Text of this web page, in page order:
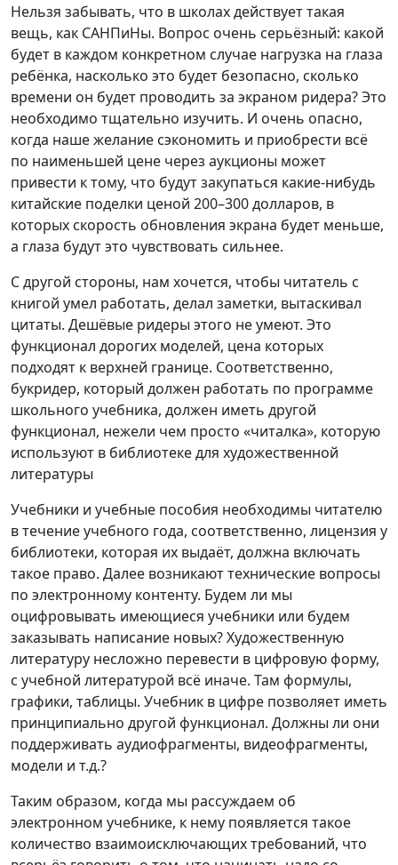
Нельзя забывать, что в школах действует такая
вещь, как САНПиНы. Вопрос очень серьёзный: какой
будет в каждом конкретном случае нагрузка на глаза
ребёнка, насколько это будет безопасно, сколько
времени он будет проводить за экраном ридера? Это
необходимо тщательно изучить. И очень опасно,
когда наше желание сэкономить и приобрести всё
по наименьшей цене через аукционы может
привести к тому, что будут закупаться какие-нибудь
китайские поделки ценой 200–300 долларов, в
которых скорость обновления экрана будет меньше,
а глаза будут это чувствовать сильнее.
С другой стороны, нам хочется, чтобы читатель с
книгой умел работать, делал заметки, вытаскивал
цитаты. Дешёвые ридеры этого не умеют. Это
функционал дорогих моделей, цена которых
подходят к верхней границе. Соответственно,
букридер, который должен работать по программе
школьного учебника, должен иметь другой
функционал, нежели чем просто «читалка», которую
используют в библиотеке для художественной
литературы
Учебники и учебные пособия необходимы читателю
в течение учебного года, соответственно, лицензия у
библиотеки, которая их выдаёт, должна включать
такое право. Далее возникают технические вопросы
по электронному контенту. Будем ли мы
оцифровывать имеющиеся учебники или будем
заказывать написание новых? Художественную
литературу несложно перевести в цифровую форму,
с учебной литературой всё иначе. Там формулы,
графики, таблицы. Учебник в цифре позволяет иметь
принципиально другой функционал. Должны ли они
поддерживать аудиофрагменты, видеофрагменты,
модели и т.д.?
Таким образом, когда мы рассуждаем об
электронном учебнике, к нему появляется такое
количество взаимоисключающих требований, что